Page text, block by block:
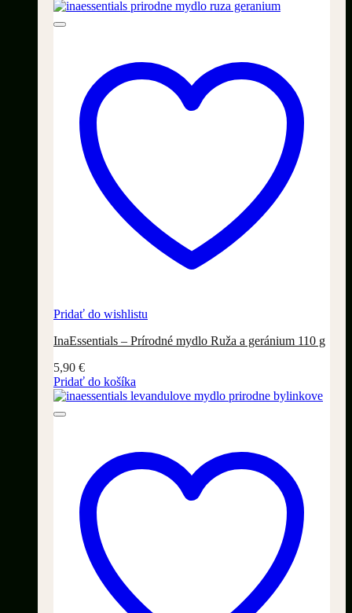
Pridať do wishlistu
InaEssentials – Prírodné mydlo Ruža a geránium 110 g
5,90 €
Pridať do košíka